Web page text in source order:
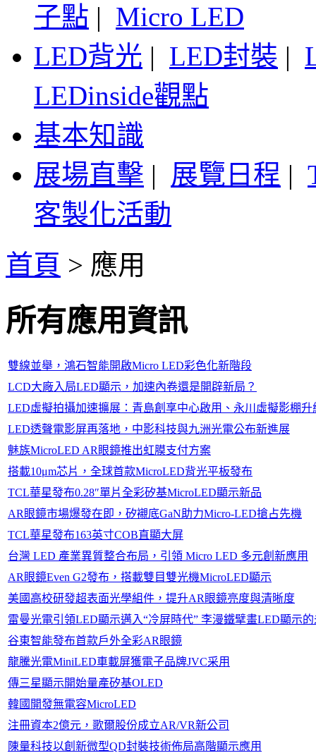
子點 | Micro LED
LED背光 | LED封裝 |
LEDinside觀點
基本知識
展場直擊 | 展覽日程 |
客製化活動
首頁 > 應用
所有應用資訊
雙線並舉，鴻石智能開啟Micro LED彩色化新階段
LCD大廠入局LED顯示，加速內卷還是開辟新局？
LED虛擬拍攝加速擴展：青島創享中心啟用、永川虛擬影棚升
LED透聲電影屏再落地，中影科技與九洲光電公布新進展
魅族MicroLED AR眼鏡推出虹膜支付方案
搭載10μm芯片，全球首款MicroLED背光平板發布
TCL華星發布0.28″單片全彩矽基MicroLED顯示新品
AR眼鏡市場爆發在即，矽襯底GaN助力Micro-LED搶占先機
TCL華星發布163英寸COB直顯大屏
台灣 LED 產業異質整合布局，引領 Micro LED 多元創新應用
AR眼鏡Even G2發布，搭載雙目雙光機MicroLED顯示
美國高校研發超表面光學組件，提升AR眼鏡亮度與清晰度
雷曼光電引領LED顯示邁入“冷屏時代” 李漫鐵擘畫LED顯示
谷東智能發布首款戶外全彩AR眼鏡
龍騰光電MiniLED車載屏獲電子品牌JVC采用
傳三星顯示開始量產矽基OLED
韓國開發無電容MicroLED
注冊資本2億元，歌爾股份成立AR/VR新公司
陳量科技以創新微型QD封裝技術佈局高階顯示應用